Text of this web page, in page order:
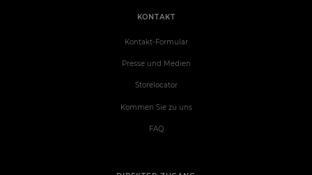
KONTAKT
Kontakt-Formular
Presse und Medien
Storelocator
Kommen Sie zu uns
FAQ